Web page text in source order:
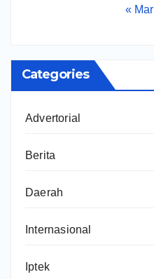
« Mar
Categories
Advertorial
Berita
Daerah
Internasional
Iptek